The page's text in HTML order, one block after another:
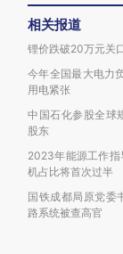
相关报道
锂价跌破20万元关
今年全国最大电力
用电紧张
中国石化参股全球
股东
2023年能源工作指
机占比将首次过半
国铁成都局原党委
路系统被查高官